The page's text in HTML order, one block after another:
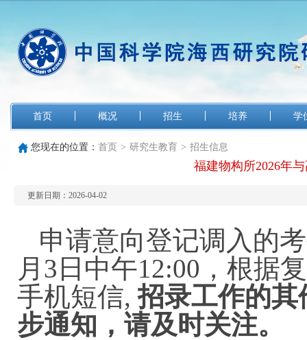
首页 概况 招生 培养 学
您现在的位置： 首页 > 研究生教育 > 招生信息
福建物构所2026年
更新日期：2026-04-02
申请意向登记调入的
月3日中午12:00，根据
手机短信,招录工作的
步通知 ， 请及时关注。